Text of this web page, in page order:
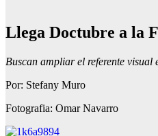
Llega Doctubre a la
Buscan ampliar el referente visual
Por: Stefany Muro
Fotografia: Omar Navarro